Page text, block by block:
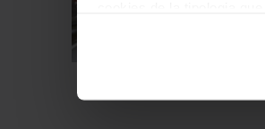
perquè permeten
començar a navegar-hi.